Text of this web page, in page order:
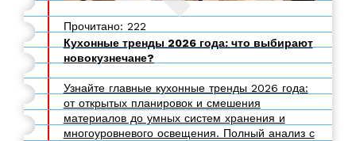
Прочитано: 222
Кухонные тренды 2026 года: что выбирают
новокузнечане?
Узнайте главные кухонные тренды 2026 года:
от открытых планировок и смешения
материалов до умных систем хранения и
многоуровневого освещения. Полный анализ с